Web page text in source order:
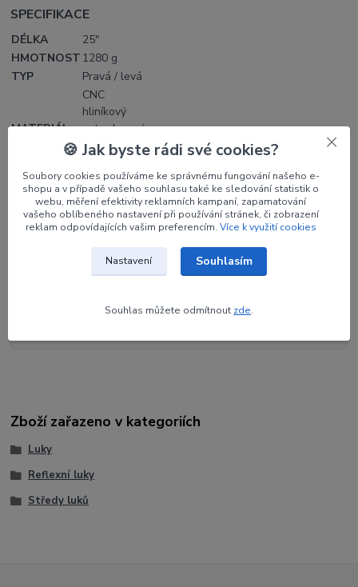
SPECIFIKACE
DÉLKA
25"
HMOTNOST 1280 g
TYP
Pravá / levá
MATERIÁL
CNC
hliníkový
extrudovaný
blok 6061-
Parametry
KINETIC
Zboží zařazeno v kategoriích
Luky
Reflexní luky
Středy luků
🍪 Jak byste rádi své cookies?
Soubory cookies používáme ke správnému fungování našeho e-
shopu a v případě vašeho souhlasu také ke sledování statistik o
webu, měření efektivity reklamních kampaní, zapamatování
vašeho oblíbeného nastavení při používání stránek, či zobrazení
reklam odpovídajících vašim preferencím. Více k využití cookies
Nastavení Souhlasím
Souhlas můžete odmítnout zde.